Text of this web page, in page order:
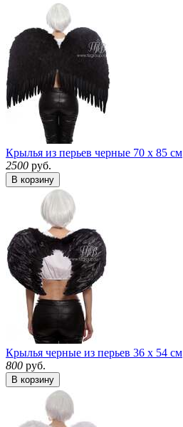
Крылья из перьев черные 70 х 85 см
2500 руб.
В корзину
Крылья черные из перьев 36 х 54 см
800 руб.
В корзину